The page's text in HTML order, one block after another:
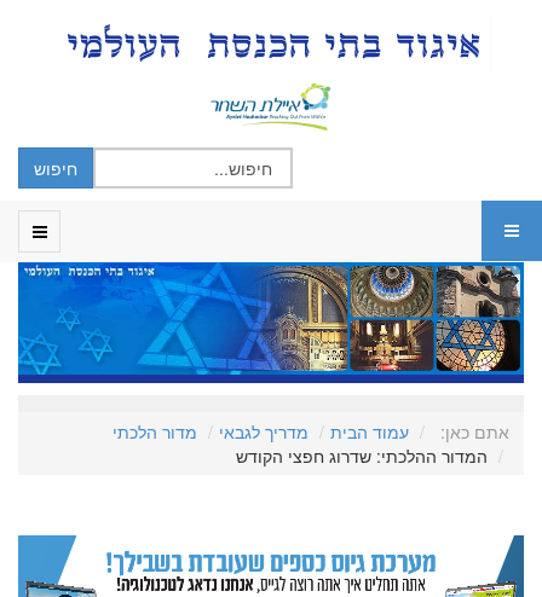
אתם כאן: עמוד הבית מדריך לגבאי
מדור הלכתי
המדור ההלכתי: שדרוג חפצי הקודש